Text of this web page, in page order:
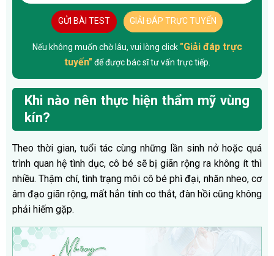
GỬI BÀI TEST GIẢI ĐÁP TRỰC TUYẾN
Nếu không muốn chờ lâu, vui lòng click "Giải đáp trực
tuyến" để được bác sĩ tư vấn trực tiếp.
Khi nào nên thực hiện thẩm mỹ vùng
kín?
Theo thời gian, tuổi tác cùng những lần sinh nở hoặc quá
trình quan hệ tình dục, cô bé sẽ bị giãn rộng ra không ít thì
nhiều. Thậm chí, tình trạng môi cô bé phì đại, nhăn nheo, cơ
âm đạo giãn rộng, mất hẳn tính co thắt, đàn hồi cũng không
phải hiếm gặp.